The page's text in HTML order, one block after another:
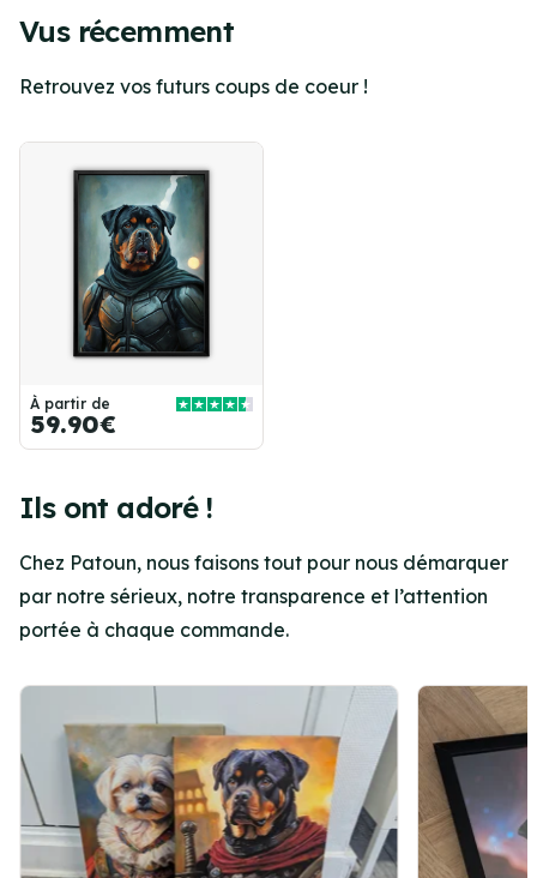
Vus récemment
Retrouvez vos futurs coups de coeur !
À partir de
59.90€
Ils ont adoré !
Chez Patoun, nous faisons tout pour nous démarquer
par notre sérieux, notre transparence et l’attention
portée à chaque commande.